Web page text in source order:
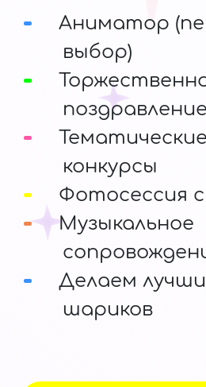
Аниматор
выбор)
поздравление
конкурсы
Фотосессия
Музыкальное
Делаем
шариков